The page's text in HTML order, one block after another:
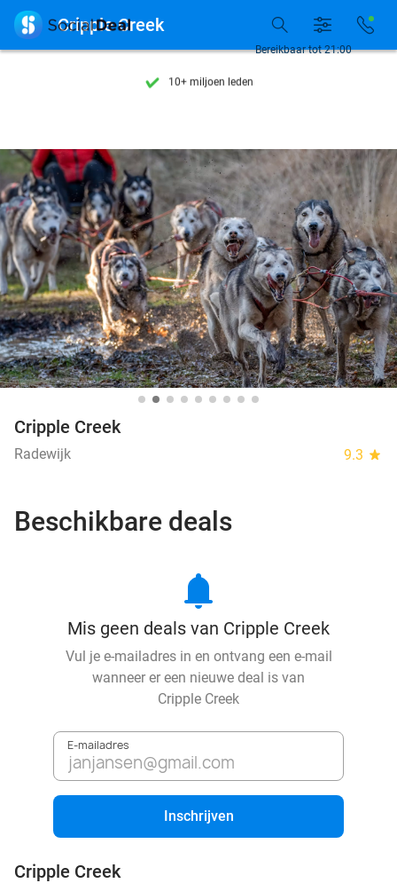
7 dagen per week beschikbaar
10+ miljoen leden
7 dagen per week beschikbaar
10+ miljoen leden
Bereikbaar tot 21:00
 Cripple Creek
Cripple Creek
Radewijk 9.3 star
Beschikbare deals
notifications
Mis geen deals van Cripple Creek
Vul je e-mailadres in en ontvang een e-mail
wanneer er een nieuwe deal is van
Cripple Creek
E-mailadres
Inschrijven
Cripple Creek